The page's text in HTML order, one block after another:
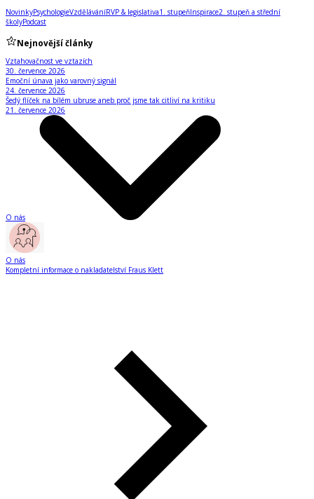
NovinkyPsychologieVzděláváníRVP & legislativa1. stupeňInspirace2. stupeň a střední
školyPodcast
Nejnovější články
Vztahovačnost ve vztazích
30. července 2026
Emoční únava jako varovný signál
24. července 2026
Šedý flíček na bílém ubruse aneb proč jsme tak citliví na kritiku
21. července 2026
O nás
O nás
Kompletní informace o nakladatelství Fraus Klett